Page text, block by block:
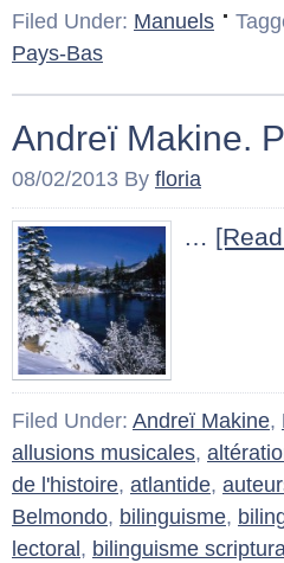
Filed Under: Manuels
Pays-Bas
Andreï Makine.
08/02/2013 By floria
…
Filed Under: Andreï Makine,
allusions musicales,
de l'histoire, atlantide,
Belmondo, bilinguisme,
lectoral , bilinguisme